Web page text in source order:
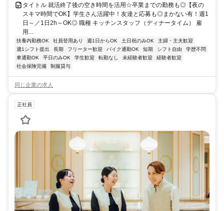
タイトル 就活終了後の空き時間を活用☆卒業までの勤務も◎【夜の
スキマ時間でOK】学生さん活躍中！友達と応募も◎まかない有！週1
日～／1日2h～OK◎ 職種 キッチンスタッフ（ディナータイム） 雇
用...
扶養内勤務OK 社員登用あり 週1日からOK 土日祝のみOK
主婦・主夫歓迎
週1シフト提出
長期 フリーター歓迎 バイク通勤OK 短期 シフト自由
学歴不問
車通勤OK
平日のみOK 学生歓迎 転勤なし 未経験者歓迎
経験者歓迎
社会保険完備
制服貸与
同じ企業の求人
正社員